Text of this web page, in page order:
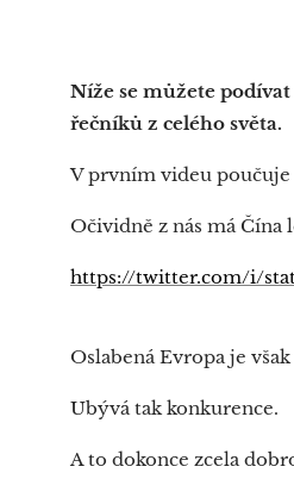
Níže se můžete
řečníků z celého světa.
V prvním videu
Očividně z nás má
https://twitter.com/i/
Oslabená Evropa je
Ubývá tak konkurence.
A to dokonce zcela